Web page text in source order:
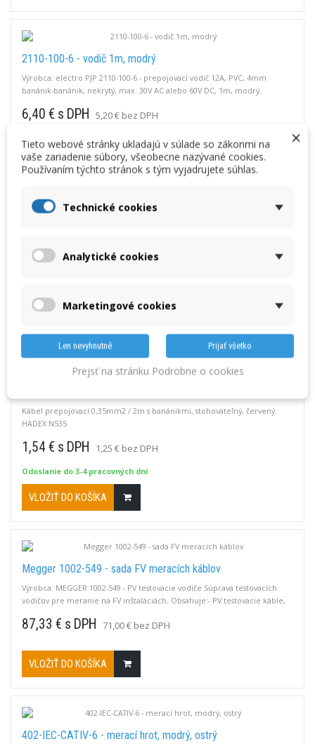
2110-100-6 - vodič 1m, modrý
Výrobca: electro PJP 2110-100-6 - prepojovací vodič 12A, PVC, 4mm
banánik-banánik, nekrytý, max. 30V AC alebo 60V DC, 1m, modrý.
6,40 € s DPH 5,20 € bez DPH
VLOŽIŤ DO KOŠÍKA
banánik-banánik, nekrytý, max. 30V AC alebo 60V DC, 1m, zelený.
Kábel prepojovací 0,35mm2 / 2m s banánikmi, stohovateľný, červený.
HADEX N535
1,54 € s DPH 1,25 € bez DPH
Odoslanie do 3-4 pracovných dní
VLOŽIŤ DO KOŠÍKA
Megger 1002-549 - sada FV meracích káblov
Výrobca: MEGGER 1002-549 - PV testovacie vodiče Súprava testovacích
vodičov pre meranie na FV inštaláciách. Obsahuje:- PV testovacie káble,
MC4 na druhom konci.- redukcie z MC4 na MC3 / 1 pár Hodnoty vodičov
87,33 € s DPH 71,00 € bez DPH
VLOŽIŤ DO KOŠÍKA
402-IEC-CATIV-6 - merací hrot, modrý, ostrý
×
Tieto webové stránky ukladajú v súlade so zákonmi na
vaše zariadenie súbory, všeobecne nazývané cookies.
Používaním týchto stránok s tým vyjadrujete súhlas.
Technické cookies
Analytické cookies
Marketingové cookies
Len nevyhnutné Prijať všetko
Prejsť na stránku Podrobne o cookies